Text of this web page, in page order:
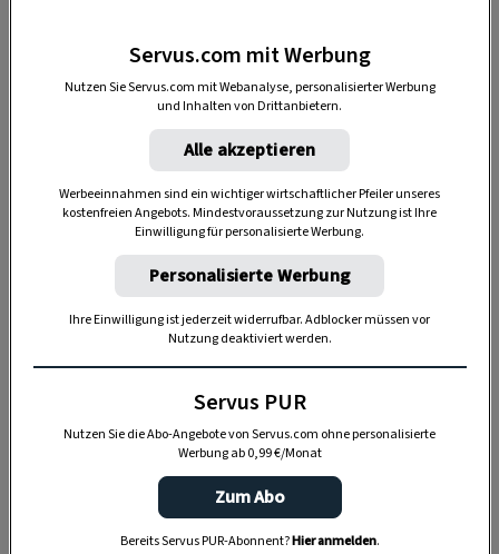
Frisch sind sie fest, glatt und prall, kaum
„Servus Garten“ auf WhatsApp
Nutzen Sie WhatsApp auf Ihrem Handy und lieben es, auf
dem Balkon, der Terrasse oder im Garten zu werkeln? In
unserem kostenlosen WhatsApp-Kanal finden Sie täglich
Tipps und Tricks für Garten, Terrasse, Balkon- und
Zimmerpflanzen.
Servus.com mit Werbung
Nutzen Sie Servus.com mit Webanalyse, personalisierter Werbung
und Inhalten von Drittanbietern.
Alle akzeptieren
Werbeeinnahmen sind ein wichtiger wirtschaftlicher Pfeiler unseres
kostenfreien Angebots. Mindestvoraussetzung zur Nutzung ist Ihre
Einwilligung für personalisierte Werbung.
Personalisierte Werbung
Ihre Einwilligung ist jederzeit widerrufbar. Adblocker müssen vor
Nutzung deaktiviert werden.
Servus PUR
Nutzen Sie die Abo-Angebote von Servus.com ohne personalisierte
Werbung ab 0,99 €/Monat
Zum Abo
Bereits Servus PUR-Abonnent?Hier anmelden.